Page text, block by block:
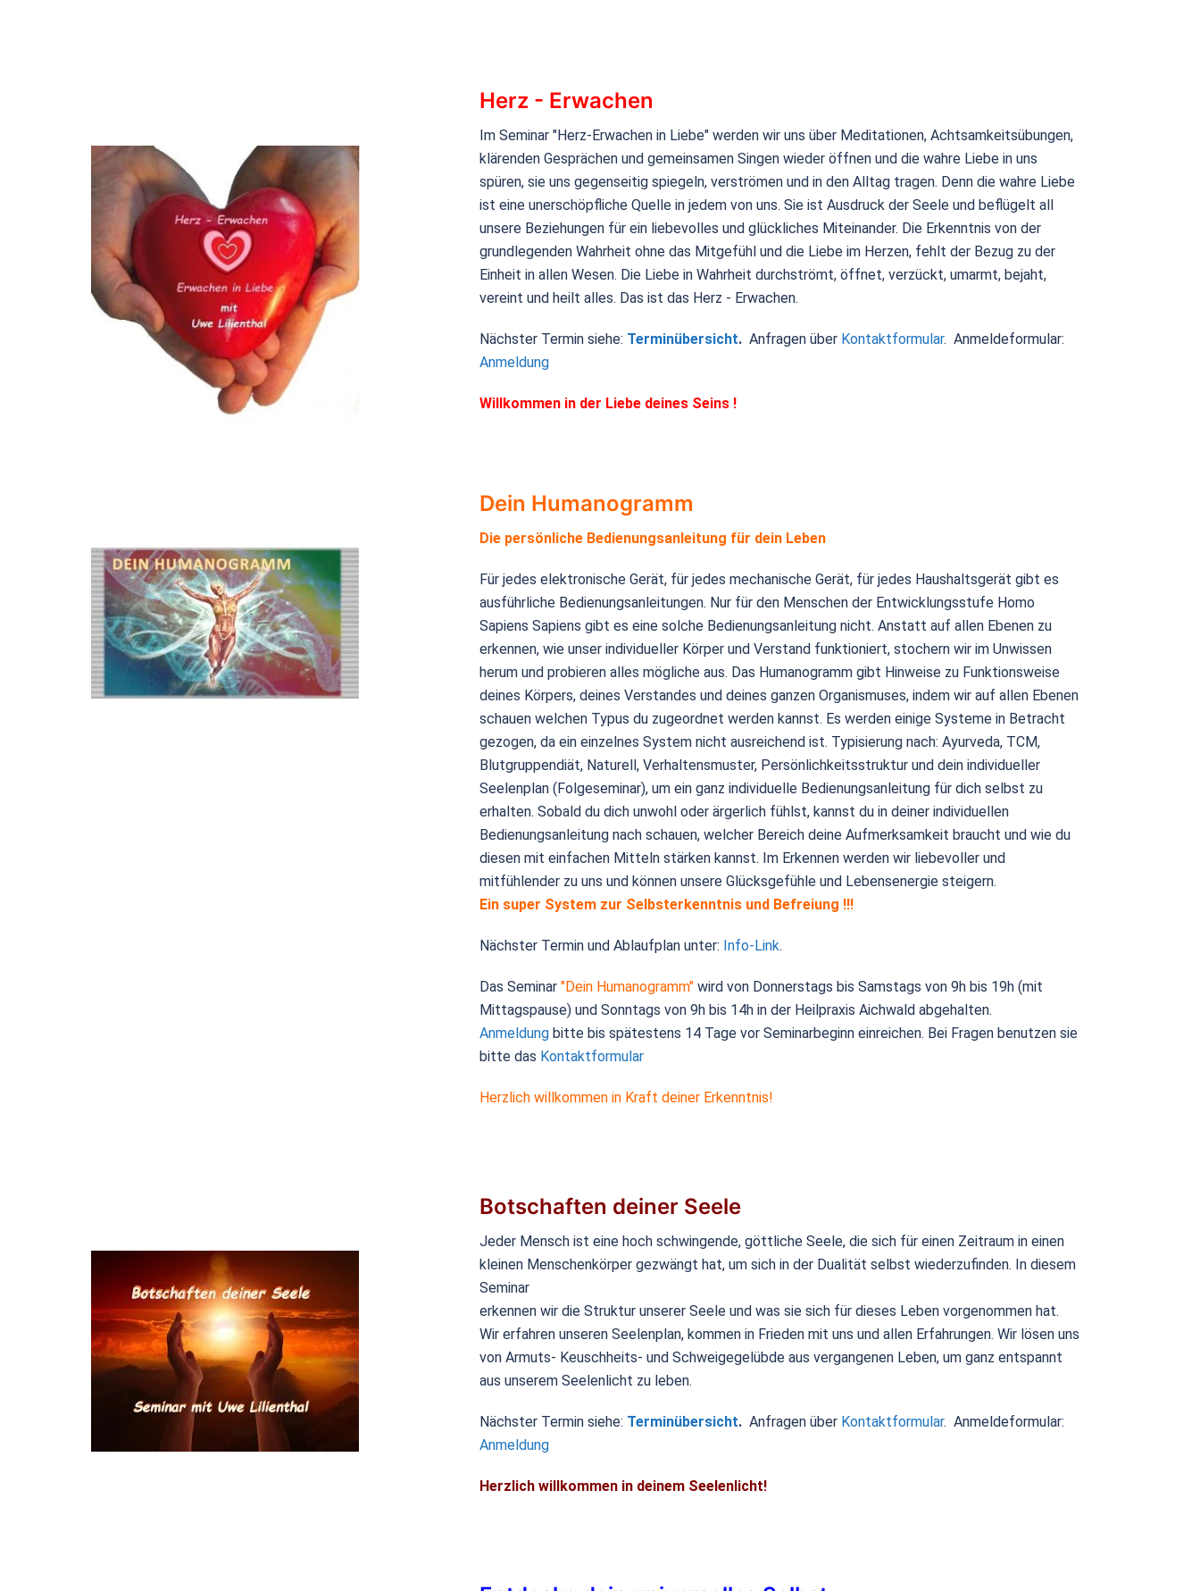
Herz - Erwachen
Im Seminar "Herz-Erwachen in Liebe" werden wir uns über Meditationen, Achtsamkeitsübungen,
klärenden Gesprächen und gemeinsamen Singen wieder öffnen und die wahre Liebe in uns
spüren, sie uns gegenseitig spiegeln, verströmen und in den Alltag tragen. Denn die wahre Liebe
ist eine unerschöpfliche Quelle in jedem von uns. Sie ist Ausdruck der Seele und beflügelt all
unsere Beziehungen für ein liebevolles und glückliches Miteinander. Die Erkenntnis von der
grundlegenden Wahrheit ohne das Mitgefühl und die Liebe im Herzen, fehlt der Bezug zu der
Einheit in allen Wesen. Die Liebe in Wahrheit durchströmt, öffnet, verzückt, umarmt, bejaht,
vereint und heilt alles. Das ist das Herz - Erwachen.
Nächster Termin siehe: Terminübersicht. Anfragen über Kontaktformular. Anmeldeformular:
Anmeldung
Willkommen in der Liebe deines Seins !
Dein Humanogramm
Die persönliche Bedienungsanleitung für dein Leben
Für jedes elektronische Gerät, für jedes mechanische Gerät, für jedes Haushaltsgerät gibt es
ausführliche Bedienungsanleitungen. Nur für den Menschen der Entwicklungsstufe Homo
Sapiens Sapiens gibt es eine solche Bedienungsanleitung nicht. Anstatt auf allen Ebenen zu
erkennen, wie unser individueller Körper und Verstand funktioniert, stochern wir im Unwissen
herum und probieren alles mögliche aus. Das Humanogramm gibt Hinweise zu Funktionsweise
deines Körpers, deines Verstandes und deines ganzen Organismuses, indem wir auf allen Ebenen
schauen welchen Typus du zugeordnet werden kannst. Es werden einige Systeme in Betracht
gezogen, da ein einzelnes System nicht ausreichend ist. Typisierung nach: Ayurveda, TCM,
Blutgruppendiät, Naturell, Verhaltensmuster, Persönlichkeitsstruktur und dein individueller
Seelenplan (Folgeseminar), um ein ganz individuelle Bedienungsanleitung für dich selbst zu
erhalten. Sobald du dich unwohl oder ärgerlich fühlst, kannst du in deiner individuellen
Bedienungsanleitung nach schauen, welcher Bereich deine Aufmerksamkeit braucht und wie du
diesen mit einfachen Mitteln stärken kannst. Im Erkennen werden wir liebevoller und
mitfühlender zu uns und können unsere Glücksgefühle und Lebensenergie steigern.
Ein super System zur Selbsterkenntnis und Befreiung !!!
Nächster Termin und Ablaufplan unter: Info-Link.
Das Seminar"Dein Humanogramm" wird von Donnerstags bis Samstags von 9h bis 19h (mit
Mittagspause) und Sonntags von 9h bis 14h in der Heilpraxis Aichwald abgehalten.
Anmeldung bitte bis spätestens 14 Tage vor Seminarbeginn einreichen. Bei Fragen benutzen sie
bitte das Kontaktformular
Herzlich willkommen in Kraft deiner Erkenntnis!
Botschaften deiner Seele
Jeder Mensch ist eine hoch schwingende, göttliche Seele, die sich für einen Zeitraum in einen
kleinen Menschenkörper gezwängt hat, um sich in der Dualität selbst wiederzufinden. In diesem
Seminar
erkennen wir die Struktur unserer Seele und was sie sich für dieses Leben vorgenommen hat.
Wir erfahren unseren Seelenplan, kommen in Frieden mit uns und allen Erfahrungen. Wir lösen uns
von Armuts- Keuschheits- und Schweigegelübde aus vergangenen Leben, um ganz entspannt
aus unserem Seelenlicht zu leben.
Nächster Termin siehe: Terminübersicht. Anfragen über Kontaktformular. Anmeldeformular:
Anmeldung
Herzlich willkommen in deinem Seelenlicht!